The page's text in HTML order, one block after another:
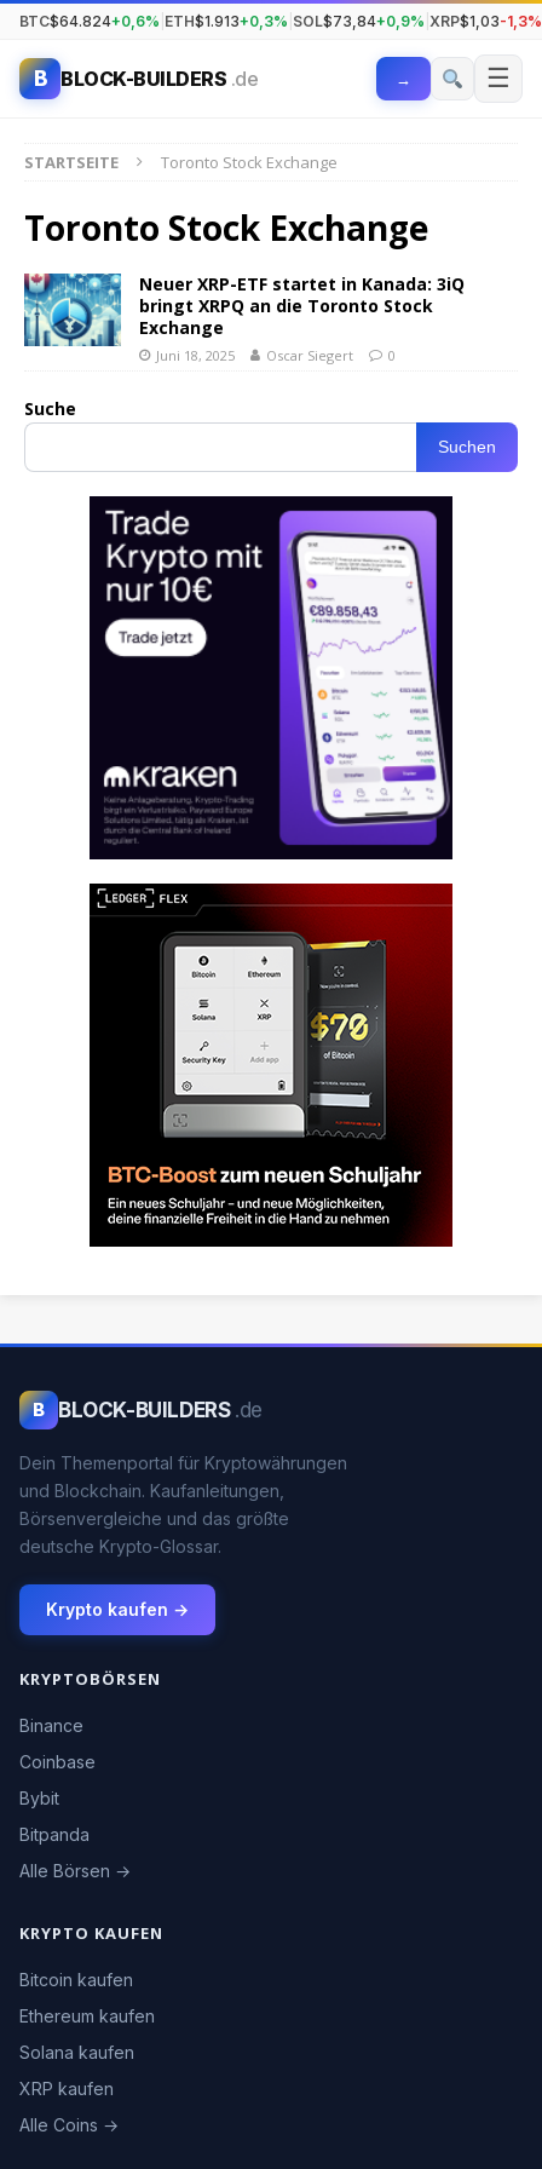
BTC$64.824+0,6% ETH$1.913+0,3% SOL$73,84+0,9% XRP$1,03-1,3%
B BLOCK-BUILDERS .de → ☰
STARTSEITE Toronto Stock Exchange
Toronto Stock Exchange
Neuer XRP-ETF startet in Kanada: 3iQ
bringt XRPQ an die Toronto Stock
Exchange
Juni 18, 2025 Oscar Siegert 0
Suche
Suchen
B BLOCK-BUILDERS .de
Dein Themenportal für Kryptowährungen
und Blockchain. Kaufanleitungen,
Börsenvergleiche und das größte
deutsche Krypto-Glossar.
Krypto kaufen →
KRYPTOBÖRSEN
Binance
Coinbase
Bybit
Bitpanda
Alle Börsen →
KRYPTO KAUFEN
Bitcoin kaufen
Ethereum kaufen
Solana kaufen
XRP kaufen
Alle Coins →